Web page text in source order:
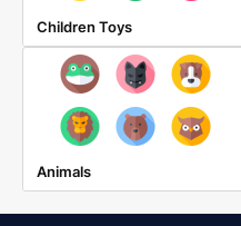
Children Toys
Animals